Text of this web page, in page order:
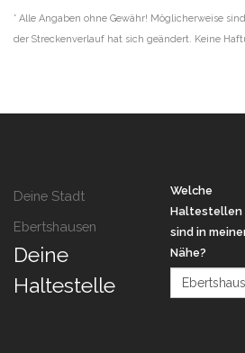
* Alle Angaben ohne Gewähr! Möglicherweise
der Streckenverlauf hat sich geändert. Keine
Deine Stadt
Ebertshausen
Deine
Haltestelle
Welche
Haltestellen
sind in
Nähe?